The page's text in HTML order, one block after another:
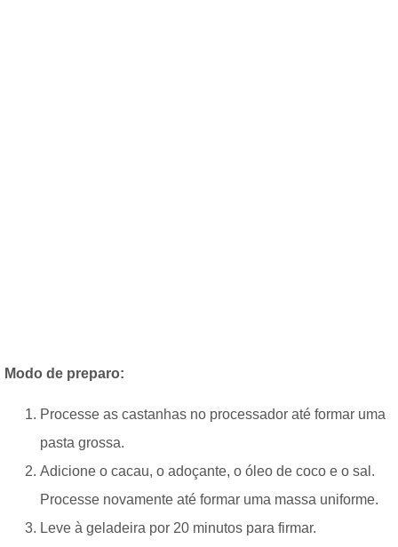
Modo de preparo:
Processe as castanhas no processador até formar uma
pasta grossa.
Adicione o cacau, o adoçante, o óleo de coco e o sal.
Processe novamente até formar uma massa uniforme.
Leve à geladeira por 20 minutos para firmar.